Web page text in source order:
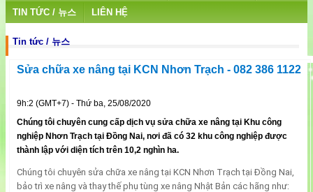
TIN TỨC / 뉴스 LIÊN HỆ
Tin tức / 뉴스
Sửa chữa xe nâng tại KCN Nhơn Trạch - 082 386 1122
9h:2 (GMT+7) - Thứ ba, 25/08/2020
Chúng tôi chuyên cung cấp dịch vụ sửa chữa xe nâng tại Khu công
nghiệp Nhơn Trạch tại Đồng Nai, nơi đã có 32 khu công nghiệp được
thành lập với diện tích trên 10,2 nghìn ha.
Chúng tôi chuyên sửa chữa xe nâng tại KCN Nhơn Trạch tại Đồng Nai,
bảo trì xe nâng và thay thế phụ tùng xe nâng Nhật Bản các hãng như: